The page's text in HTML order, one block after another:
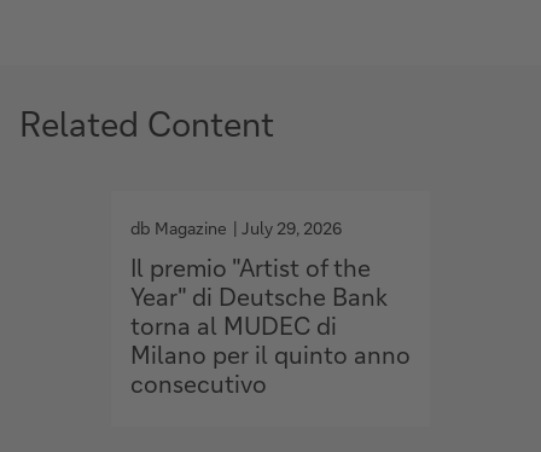
Related Content
o
t
o
db Magazine July 29, 2026
Il premio "Artist of the
Year" di Deutsche Bank
torna al MUDEC di
Milano per il quinto anno
consecutivo